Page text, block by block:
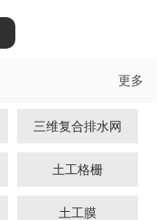
更多
三维复合排水网
土工格栅
土工膜